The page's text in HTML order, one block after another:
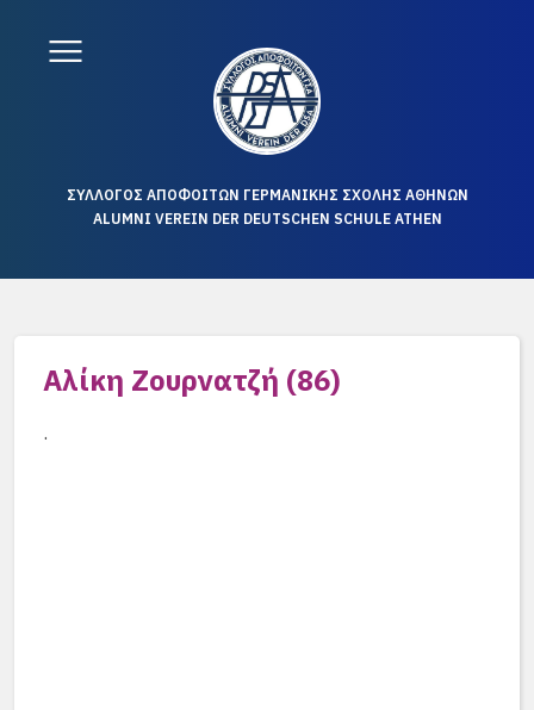
ΣΥΛΛΟΓΟΣ ΑΠΟΦΟΙΤΩΝ ΓΕΡΜΑΝΙΚΗΣ ΣΧΟΛΗΣ ΑΘΗΝΩΝ
ALUMNI VEREIN DER DEUTSCHEN SCHULE ATHEN
Αλίκη Ζουρνατζή (86)
.